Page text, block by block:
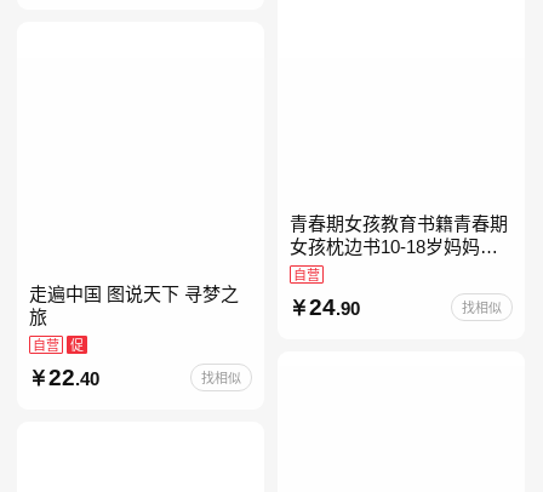
青春期女孩教育书籍青春期
女孩枕边书10-18岁妈妈送
给青春期女儿私房书女孩青
春期生理少女成长与性知识
教育女孩发育叛逆期
自营
24.90 找相似
走遍中国 图说天下 寻梦之
旅
自营 促
22.40 找相似